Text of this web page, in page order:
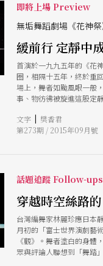
即將上場 Preview
無垢舞蹈劇場《花神祭
緩前行 定靜中
首演於一九九五年的《花
圈，相隔十五年，終於重
場上，舞者如颱風眼一般
事、物彷彿被旋進這股定
文字 | 樊香君
第273期 / 2015年09月號
話題追蹤 Follow-ups
穿越時空絲路的
台灣編舞家林麗珍應日本
月初的「富士世界演劇藝
《觀》。舞者塗白的身體
眾與評論人聯想到「舞踏